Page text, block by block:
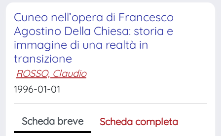
Cuneo nell’opera di Francesco
Agostino Della Chiesa: storia e
immagine di una realtà in
transizione
ROSSO, Claudio
1996-01-01
Scheda breve
Scheda completa